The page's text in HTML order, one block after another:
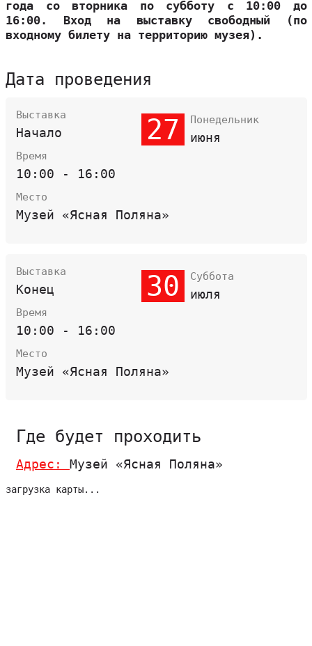
года со вторника по субботу с 10:00 до
16:00. Вход на выставку свободный (по
входному билету на территорию музея).
Дата проведения
Выставка
Начало 27 Понедельник
июня
Время
10:00 - 16:00
Место
Музей «Ясная Поляна»
Выставка
Конец 30 Суббота
июля
Время
10:00 - 16:00
Место
Музей «Ясная Поляна»
Где будет проходить
Адрес: Музей «Ясная Поляна»
загрузка карты...